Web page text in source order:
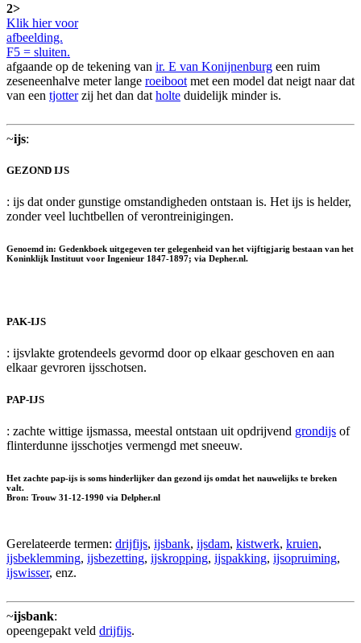
2>
Klik hier voor
afbeelding.
F5 = sluiten.
afgaande op de tekening van ir. E van Konijnenburg een ruim
zeseneenhalve meter lange roeiboot met een model dat neigt naar dat
van een tjotterzij het dan dat holte duidelijk minder is.
~ijs:
GEZOND IJS
: ijs dat onder gunstige omstandigheden ontstaan is. Het ijs is helder,
zonder veel luchtbellen of verontreinigingen.
Genoemd in: Gedenkboek uitgegeven ter gelegenheid van het vijftigjarig bestaan van het
Koninklijk Instituut voor Ingenieur 1847-1897; via Depher.nl.
PAK-IJS
: ijsvlakte grotendeels gevormd door op elkaar geschoven en aan
elkaar gevroren ijsschotsen.
PAP-IJS
: zachte wittige ijsmassa, meestal ontstaan uit opdrijvend grondijs of
flinterdunne ijsschotjes vermengd met sneeuw.
Het zachte pap-ijs is soms hinderlijker dan gezond ijs omdat het nauwelijks te breken
valt.
Bron: Trouw 31-12-1990 via Delpher.nl
Gerelateerde termen: drijfijs, ijsbank, ijsdam, kistwerk, kruien,
ijsbeklemming, ijsbezetting, ijskropping, ijspakking, ijsopruiming,
ijswisser, enz.
~ijsbank:
opeengepakt veld drijfijs.